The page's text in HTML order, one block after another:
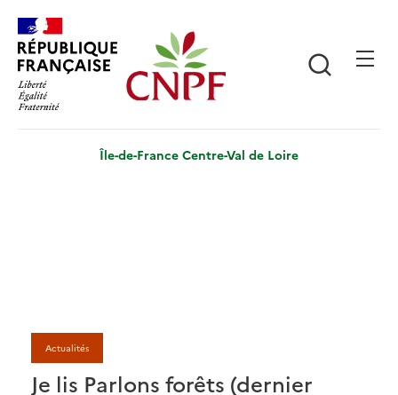
contenu
principal
Île-de-France Centre-Val de Loire
Actualités
Je lis Parlons forêts (dernier